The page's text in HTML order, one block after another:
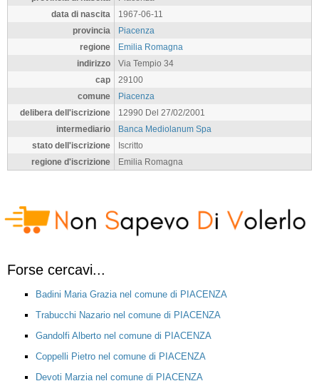
data di nascita
1967-06-11
provincia
Piacenza
regione
Emilia Romagna
indirizzo
Via Tempio 34
cap
29100
comune
Piacenza
delibera dell'iscrizione
12990 Del 27/02/2001
intermediario
Banca Mediolanum Spa
stato dell'iscrizione
Iscritto
regione d'iscrizione
Emilia Romagna
Forse cercavi...
Badini Maria Grazia nel comune di PIACENZA
Trabucchi Nazario nel comune di PIACENZA
Gandolfi Alberto nel comune di PIACENZA
Coppelli Pietro nel comune di PIACENZA
Devoti Marzia nel comune di PIACENZA